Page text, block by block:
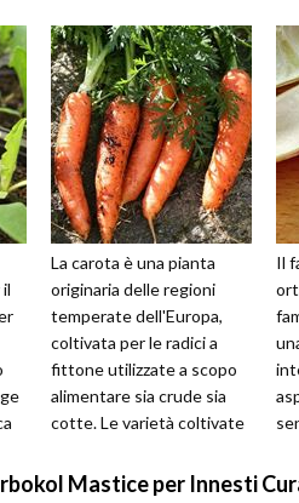
La carota è una pianta
originaria delle regioni
temperate dell'Europa,
coltivata per le radici a
fittone utilizzate a scopo
alimentare sia crude sia
cotte. Le varietà coltivate
Il
Mastice per Innesti